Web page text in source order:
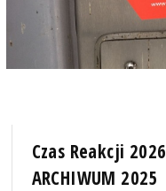
Czas Reakcji 2026
ARCHIWUM 2025